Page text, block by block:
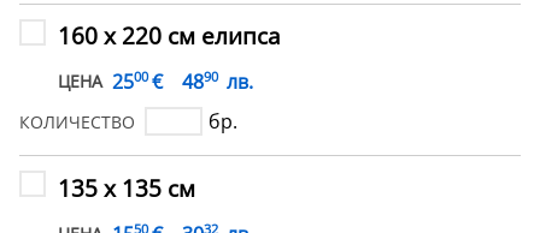
160 х 220 см елипса
ЦЕНА 2500 € 4890 лв.
КОЛИЧЕСТВО бр.
135 х 135 см
50 32